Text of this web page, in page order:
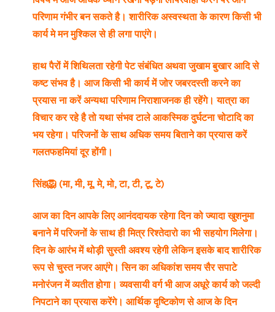
परिणाम गंभीर बन सकते है। शारीरिक अस्वस्थता के कारण किसी भी
कार्य मे मन मुश्किल से ही लगा पाएंगे।
हाथ पैरों में शिथिलता रहेगी पेट संबंधित अथवा जुखाम बुखार आदि से
कष्ट संभव है। आज किसी भी कार्य में जोर जबरदस्ती करने का
प्रयास ना करें अन्यथा परिणाम निराशाजनक ही रहेंगे। यात्रा का
विचार कर रहे है तो यथा संभव टाले आकस्मिक दुर्घटना चोटादि का
भय रहेगा। परिजनों के साथ अधिक समय बिताने का प्रयास करें
गलतफहमियां दूर होंगी।
सिंह🦁 (मा, मी, मू, मे, मो, टा, टी, टू, टे)
आज का दिन आपके लिए आनंददायक रहेगा दिन को ज्यादा खुशनुमा
बनाने में परिजनों के साथ ही मित्र रिश्तेदारो का भी सहयोग मिलेगा।
दिन के आरंभ में थोड़ी सुस्ती अवश्य रहेगी लेकिन इसके बाद शारीरिक
रूप से चुस्त नजर आएंगे। सिन का अधिकांश समय सैर सपाटे
मनोरंजन में व्यतीत होगा। व्यवसायी वर्ग भी आज अधूरे कार्य को जल्दी
निपटाने का प्रयास करेंगे। आर्थिक दृष्टिकोण से आज के दिन